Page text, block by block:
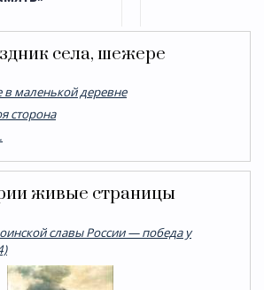
села, шежере
маленькой деревне
сторона
живые страницы
славы России — победа у